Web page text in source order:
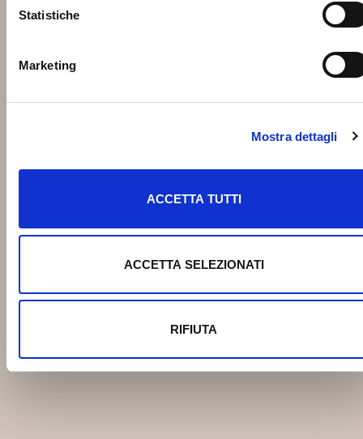
Statistiche
Marketing
Mostra dettagli
ACCETTA TUTTI
ACCETTA SELEZIONATI
RIFIUTA